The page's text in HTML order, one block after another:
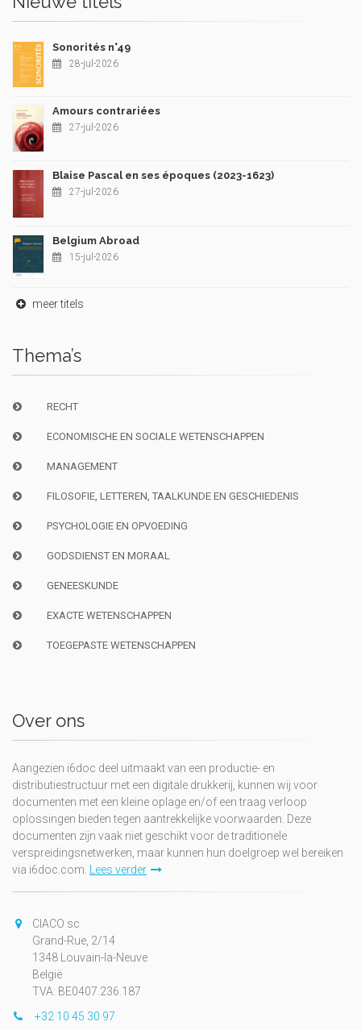
Sonorités n°49
28-jul-2026
Amours contrariées
27-jul-2026
Blaise Pascal en ses époques (2023-1623)
27-jul-2026
Belgium Abroad
15-jul-2026
meer titels
Thema’s
RECHT
ECONOMISCHE EN SOCIALE WETENSCHAPPEN
MANAGEMENT
FILOSOFIE, LETTEREN, TAALKUNDE EN GESCHIEDENIS
PSYCHOLOGIE EN OPVOEDING
GODSDIENST EN MORAAL
GENEESKUNDE
EXACTE WETENSCHAPPEN
TOEGEPASTE WETENSCHAPPEN
Over ons
Aangezien i6doc deel uitmaakt van een productie- en
distributiestructuur met een digitale drukkerij, kunnen wij voor
documenten met een kleine oplage en/of een traag verloop
oplossingen bieden tegen aantrekkelijke voorwaarden. Deze
documenten zijn vaak niet geschikt voor de traditionele
verspreidingsnetwerken, maar kunnen hun doelgroep wel bereiken
via i6doc.com. Lees verder
CIACO sc
Grand-Rue, 2/14
1348 Louvain-la-Neuve
België
TVA: BE0407.236.187
+32 10 45 30 97